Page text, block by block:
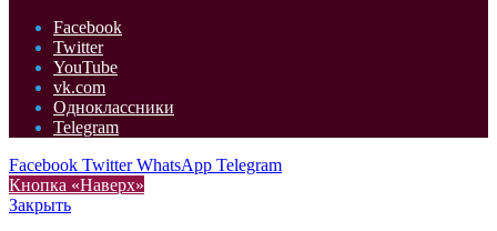
Facebook
Twitter
YouTube
vk.com
Одноклассники
Telegram
Facebook Twitter WhatsApp Telegram
Кнопка «Наверх»
Закрыть